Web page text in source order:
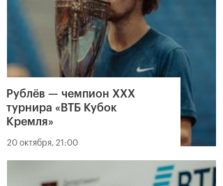
Рублёв — чемпион XXX
турнира «ВТБ Кубок
Кремля»
20 октября, 21:00